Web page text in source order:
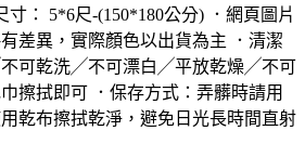
： 5*6尺-(150*180公分) ．網頁圖片
差異，實際顏色以出貨為主 ．清潔
可乾洗╱不可漂白╱平放乾燥╱不可
擦拭即可 ．保存方式：弄髒時請用
乾布擦拭乾淨，避免日光長時間直射